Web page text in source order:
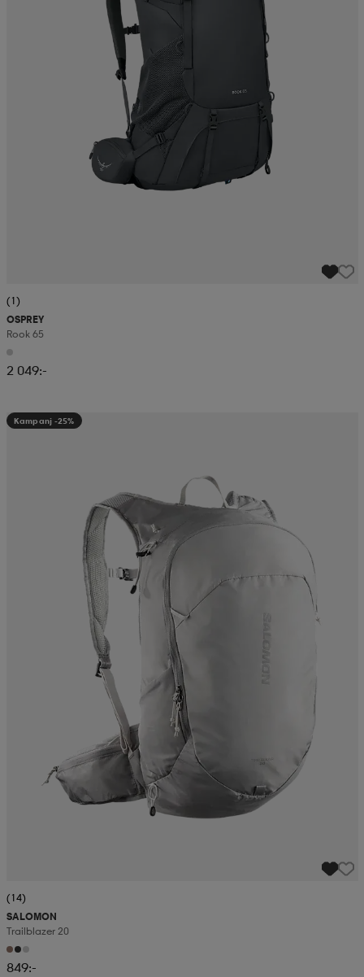
(1)
OSPREY
Rook 65
2 049:-
Kampanj -25%
(14)
SALOMON
Trailblazer 20
849:-